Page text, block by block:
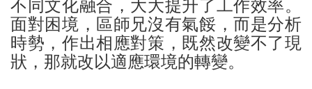
不同文化融合，大大提升了工作效率。
面對困境，區師兄沒有氣餒，而是分析
時勢，作出相應對策，既然改變不了現
狀，那就改以適應環境的轉變。